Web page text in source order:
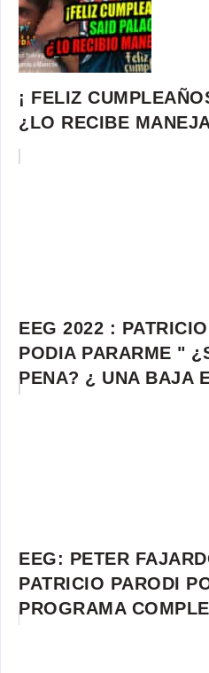
¡ FELIZ
¿LO RECIBE
EEG 2022 :
PODIA PARARME "
PENA? ¿ UNA BAJA
EEG: PETER
PATRICIO PARODI
PROGRAMA